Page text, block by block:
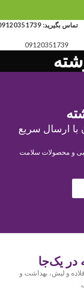
تماس بگیرید:
09120351739
با ارسال سریع
و محصولات سلامت
در یک‌جا
و لیش، بهداشت و